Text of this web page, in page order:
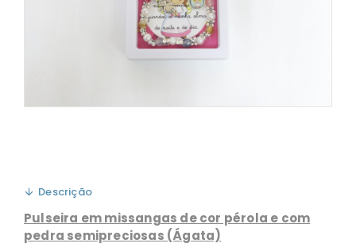
Descrição
Pulseira em missangas de cor pérola e com
pedra semipreciosas (Ágata)